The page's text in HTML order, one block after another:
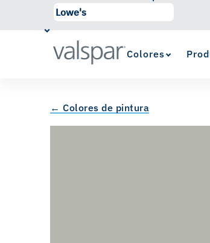
Colores
← Colores de pintura